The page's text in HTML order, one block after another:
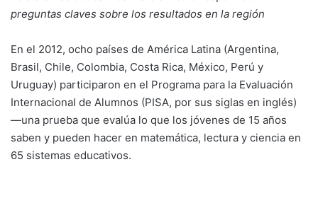
preguntas claves sobre los resultados en la región
En el 2012, ocho países de América Latina (Argentina,
Brasil, Chile, Colombia, Costa Rica, México, Perú y
Uruguay) participaron en el Programa para la Evaluación
Internacional de Alumnos (PISA, por sus siglas en inglés)
—una prueba que evalúa lo que los jóvenes de 15 años
saben y pueden hacer en matemática, lectura y ciencia en
65 sistemas educativos.